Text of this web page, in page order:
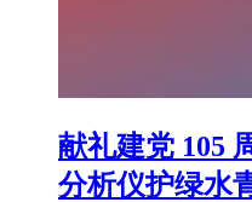
献礼建党 105
分析仪护绿水